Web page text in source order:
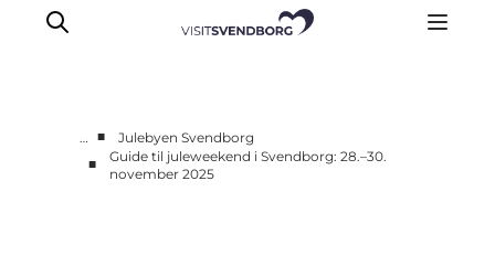
Oplev kultur & natur
… ■
Julebyen Svendborg
■
Guide til juleweekend i Svendborg: 28.–30.
november 2025